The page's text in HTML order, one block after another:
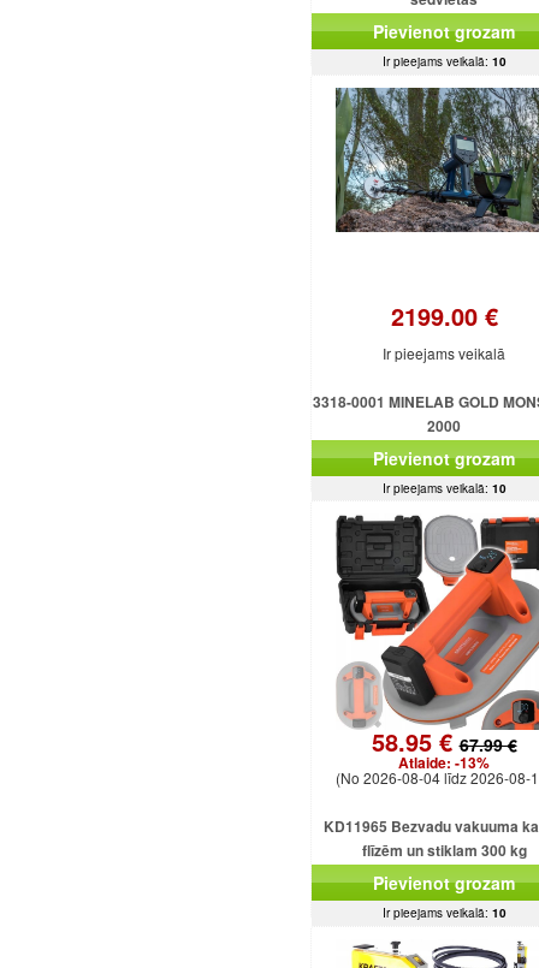
Pievienot grozam
Ir pieejams veikalā: 10
2199.00 €
Ir pieejams veikalā
3318-0001 MINELAB GOLD
2000
Pievienot grozam
Ir pieejams veikalā: 10
58.95 €67.99 €
Atlaide: -13%
(No 2026-08-04 līdz 2026-08-
KD11965 Bezvadu vakuuma
flīzēm un stiklam 300 kg
Pievienot grozam
Ir pieejams veikalā: 10